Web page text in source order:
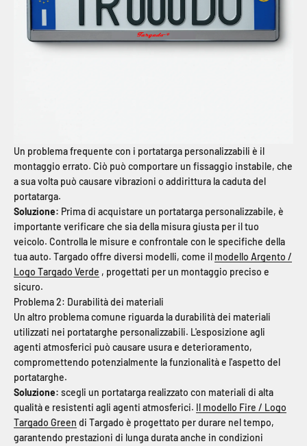
Un problema frequente con i portatarga personalizzabili è il
montaggio errato. Ciò può comportare un fissaggio instabile, che
a sua volta può causare vibrazioni o addirittura la caduta del
portatarga.
Soluzione: Prima di acquistare un portatarga personalizzabile, è
importante verificare che sia della misura giusta per il tuo
veicolo. Controlla le misure e confrontale con le specifiche della
tua auto. Targado offre diversi modelli, come il modello Argento /
Logo Targado Verde , progettati per un montaggio preciso e
sicuro.
Problema 2: Durabilità dei materiali
Un altro problema comune riguarda la durabilità dei materiali
utilizzati nei portatarghe personalizzabili. L'esposizione agli
agenti atmosferici può causare usura e deterioramento,
compromettendo potenzialmente la funzionalità e l'aspetto del
portatarghe.
Soluzione: scegli un portatarga realizzato con materiali di alta
qualità e resistenti agli agenti atmosferici. Il modello Fire / Logo
Targado Green di Targado è progettato per durare nel tempo,
garantendo prestazioni di lunga durata anche in condizioni